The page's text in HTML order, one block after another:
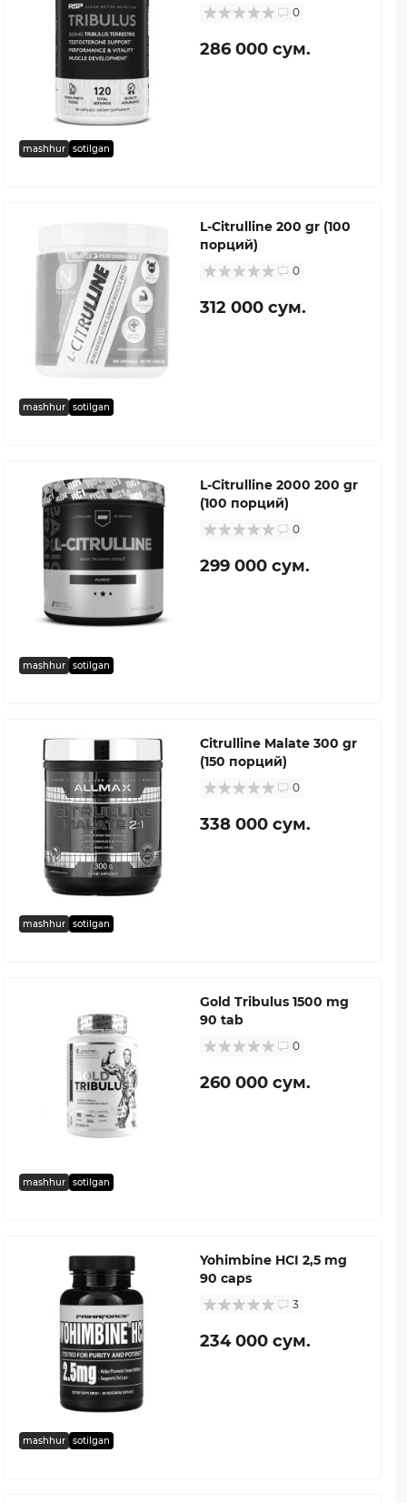
mashhur sotilgan
0
286 000 сум.
mashhur sotilgan
L-Citrulline 200 gr (100
порций)
0
312 000 сум.
mashhur sotilgan
L-Citrulline 2000 200 gr
(100 порций)
0
299 000 сум.
mashhur sotilgan
Citrulline Malate 300 gr
(150 порций)
0
338 000 сум.
mashhur sotilgan
Gold Tribulus 1500 mg
90 tab
0
260 000 сум.
mashhur sotilgan
Yohimbine HCI 2,5 mg
90 caps
3
234 000 сум.